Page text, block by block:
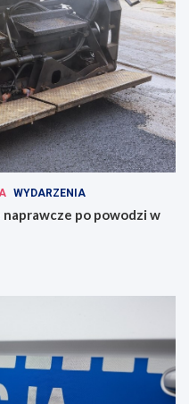
WYDARZENIA
po powodzi w